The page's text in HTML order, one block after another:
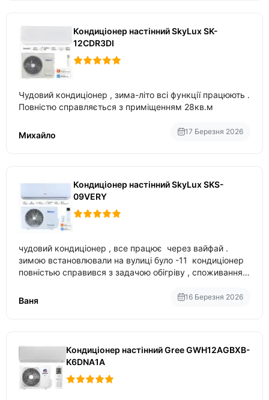
Кондиціонер настінний SkyLux SK-
12CDR3DI
Чудовий кондиціонер , зима-літо всі функції працюють .
Повністю справляється з приміщенням 28кв.м
Михайло 17 Березня 2026
Кондиціонер настінний SkyLux SKS-
09VERY
чудовий кондиціонер , все працює через вайфай .
зимою встановлювали на вулиці було -11 кондиціонер
повністью справився з задачою обігріву , споживання
температури
Ваня 16 Березня 2026
Кондиціонер настінний Gree GWH12AGBXB-
K6DNA1A